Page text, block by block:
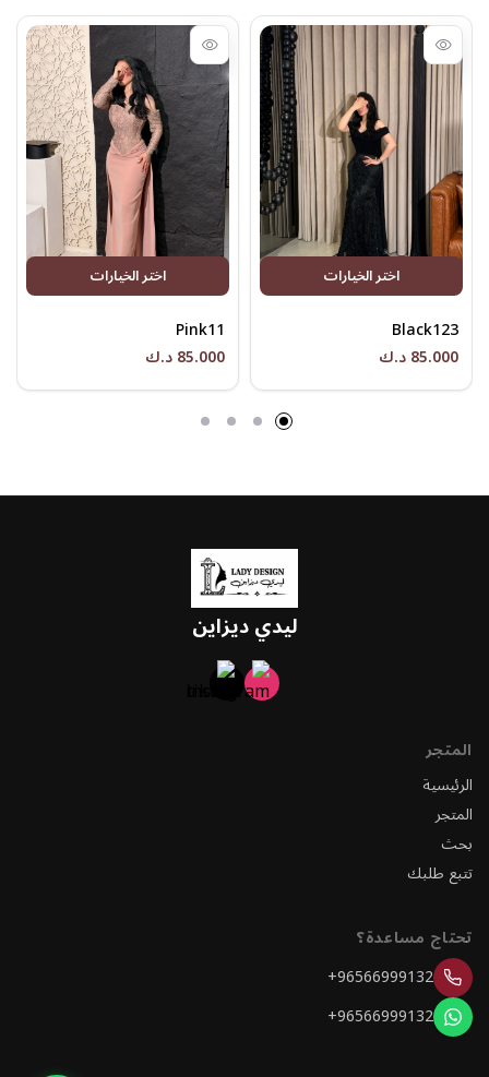
اختر الخيارات
Black123
85.000 د.ك
اختر الخيارات
Pink11
85.000 د.ك
ليدي ديزاين
المتجر
الرئيسية
المتجر
بحث
تتبع طلبك
تحتاج مساعدة؟
+96566999132
+96566999132